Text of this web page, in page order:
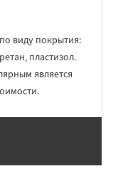
виду покрытия:
пластизол.
является